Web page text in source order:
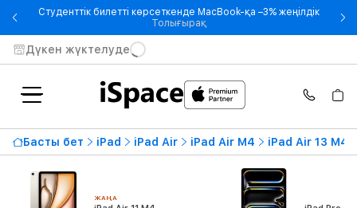
Студенттік билетті көрсеткенде MacBook-қа –3% жеңілдік
Толығырақ- Студенттік билетті
Дүкен жүктелуде
Басты бет iPad iPad Air iPad Air M4 iPad Air 13 M4
ЖАҢА